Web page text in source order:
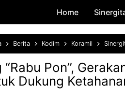
Home
Berita Kodim Koramil
Pon”,
Dukung